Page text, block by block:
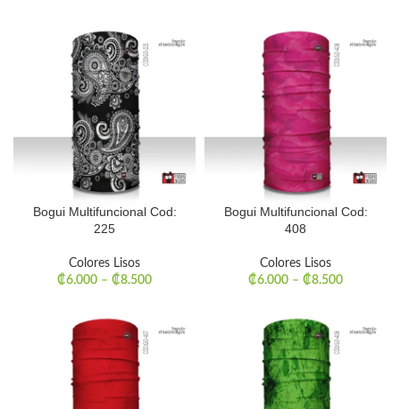
Bogui Multifuncional Cod:
225
Colores Lisos
₡6.000 – ₡8.500
Bogui Multifuncional Cod:
408
Colores Lisos
₡6.000 – ₡8.500